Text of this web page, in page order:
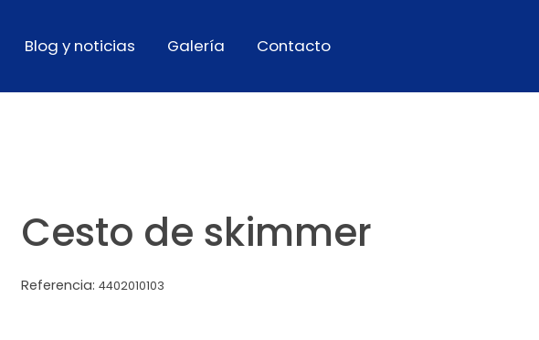
Blog y noticias Galería Contacto
Cesto de skimmer
Referencia:4402010103